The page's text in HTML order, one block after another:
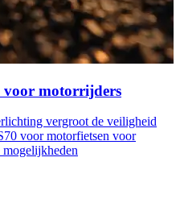
voor motorrijders
vergroot de veiligheid
voor motorfietsen voor